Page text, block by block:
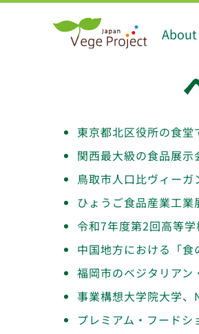
About
東京都北区役所の食堂
関西最大級の食品展
鳥取市人口比ヴィー
ひょうご食品産業工
令和7年度第2回高等
中国地方における「
福岡市のベジタリア
事業構想大学院大学
プレミアム・フード